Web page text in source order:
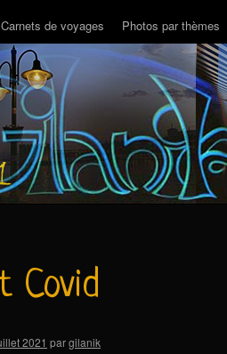
Carnets de voyages Photos par thèmes
Covid
2021 pargilanik